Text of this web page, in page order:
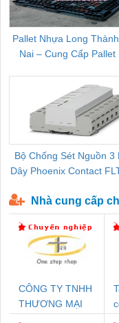
Pallet Nhựa Long
Nai – Cung Cấp Pallet
Bộ Chống Sét Nguồn 3
Dây Phoenix Contact
Nhà cung cấp
CÔNG TY TNHH
THƯƠNG MẠI